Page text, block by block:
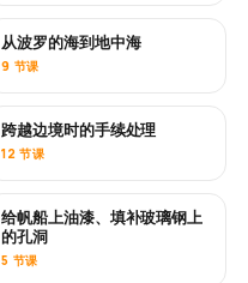
即将推出
从波罗的海到地中海
9 节课
跨越边境时的手续处理
12 节课
即将推出
给帆船上油漆、填补玻璃钢上
的孔洞
5 节课